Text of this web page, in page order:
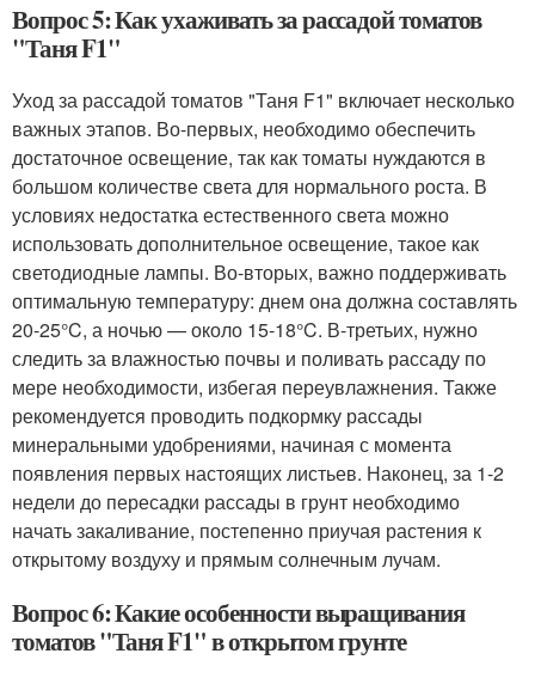
Вопрос 5: Как ухаживать за рассадой томатов
"Таня F1"
Уход за рассадой томатов "Таня F1" включает несколько
важных этапов. Во-первых, необходимо обеспечить
достаточное освещение, так как томаты нуждаются в
большом количестве света для нормального роста. В
условиях недостатка естественного света можно
использовать дополнительное освещение, такое как
светодиодные лампы. Во-вторых, важно поддерживать
оптимальную температуру: днем она должна составлять
20-25°C, а ночью — около 15-18°C. В-третьих, нужно
следить за влажностью почвы и поливать рассаду по
мере необходимости, избегая переувлажнения. Также
рекомендуется проводить подкормку рассады
минеральными удобрениями, начиная с момента
появления первых настоящих листьев. Наконец, за 1-2
недели до пересадки рассады в грунт необходимо
начать закаливание, постепенно приучая растения к
открытому воздуху и прямым солнечным лучам.
Вопрос 6: Какие особенности выращивания
томатов "Таня F1" в открытом грунте